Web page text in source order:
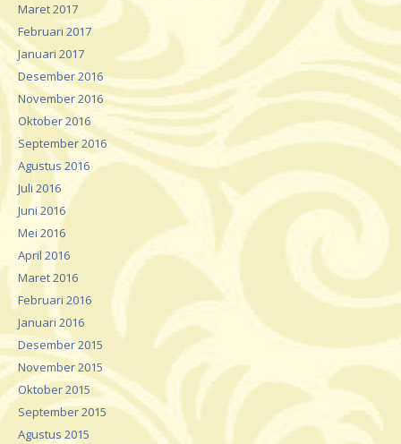
Maret 2017
Februari 2017
Januari 2017
Desember 2016
November 2016
Oktober 2016
September 2016
Agustus 2016
Juli 2016
Juni 2016
Mei 2016
April 2016
Maret 2016
Februari 2016
Januari 2016
Desember 2015
November 2015
Oktober 2015
September 2015
Agustus 2015